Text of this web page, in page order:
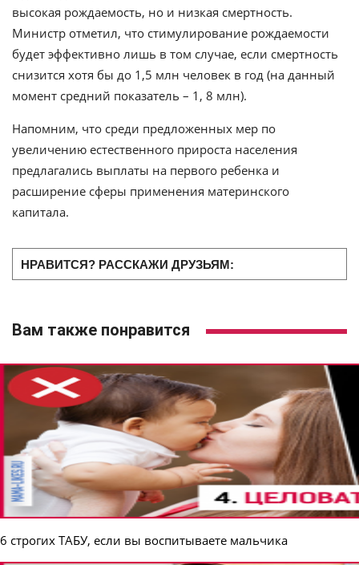
высокая рождаемость, но и низкая смертность.
Министр отметил, что стимулирование рождаемости
будет эффективно лишь в том случае, если смертность
снизится хотя бы до 1,5 млн человек в год (на данный
момент средний показатель – 1, 8 млн).
Напомним, что среди предложенных мер по
увеличению естественного прироста населения
предлагались выплаты на первого ребенка и
расширение сферы применения материнского
капитала.
НРАВИТСЯ? РАССКАЖИ ДРУЗЬЯМ:
Вам также понравится
6 строгих ТАБУ, если вы воспитываете мальчика